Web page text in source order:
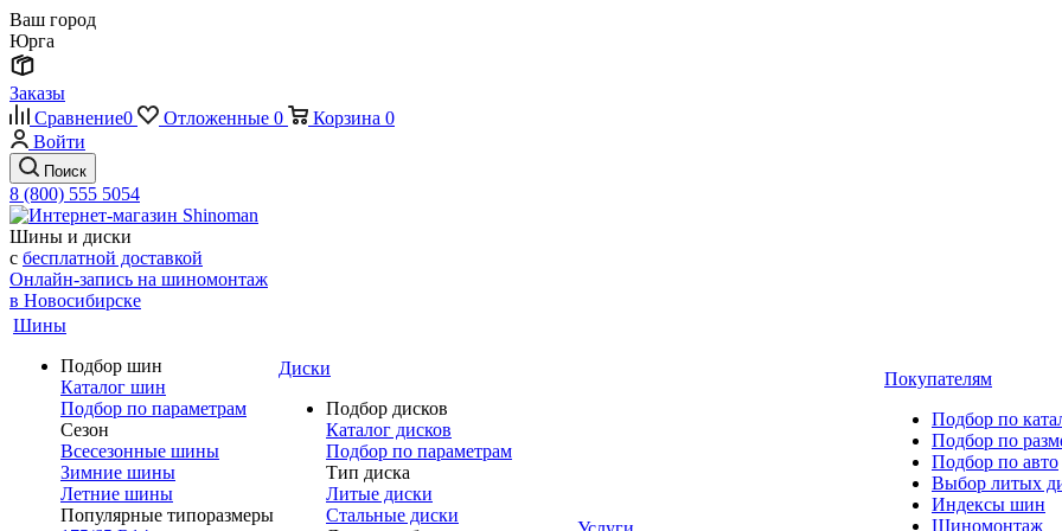
Ваш город
Юрга
Заказы
Сравнение0 Отложенные 0 Корзина 0
Войти
Поиск
8 (800) 555 5054
Шины и диски
с бесплатной доставкой
Онлайн-запись на шиномонтаж
в Новосибирске
Шины
Подбор шин
Каталог шин
Подбор по параметрам
Сезон
Всесезонные шины
Зимние шины
Летние шины
Популярные типоразмеры
Диски
Подбор дисков
Каталог дисков
Подбор по параметрам
Тип диска
Литые диски
Стальные диски
Покупателям
Подбор по
Подбор по
Подбор по авто
Выбор литых
Индексы шин
Шиномонтаж